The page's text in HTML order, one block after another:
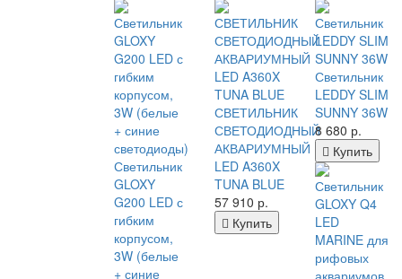
Светильник
GLOXY
G200 LED с
гибким
корпусом,
3W (белые
+ синие
СВЕТИЛЬНИК
СВЕТОДИОДНЫЙ
АКВАРИУМНЫЙ
LED A360X
TUNA BLUE
57 910 р.
Купить
Светильник
LEDDY SLIM
SUNNY 36W
8 680 р.
Купить